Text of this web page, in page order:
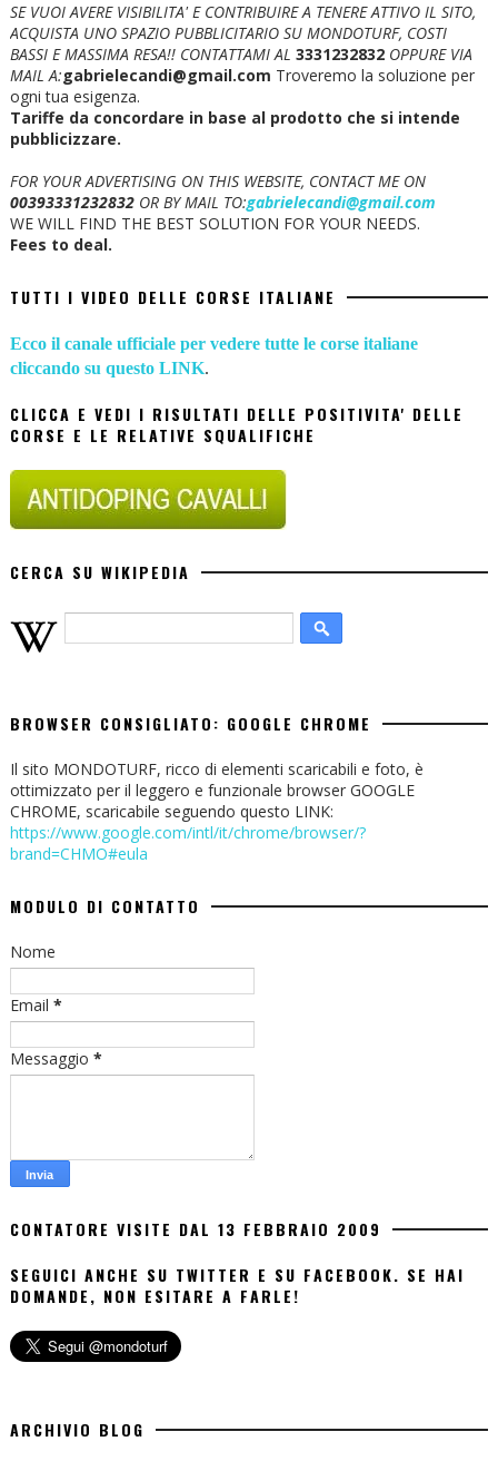
SE VUOI AVERE VISIBILITA' E CONTRIBUIRE A TENERE ATTIVO IL SITO,
ACQUISTA UNO SPAZIO PUBBLICITARIO SU MONDOTURF, COSTI
BASSI E MASSIMA RESA!! CONTATTAMI AL 3331232832 OPPURE VIA
MAIL A:gabrielecandi@gmail.com Troveremo la soluzione per
ogni tua esigenza.
Tariffe da concordare in base al prodotto che si intende
pubblicizzare.
FOR YOUR ADVERTISING ON THIS WEBSITE, CONTACT ME ON
00393331232832OR BY MAIL TO:gabrielecandi@gmail.com
WE WILL FIND THE BEST SOLUTION FOR YOUR NEEDS.
Fees to deal.
TUTTI I VIDEO DELLE CORSE ITALIANE
Ecco il canale ufficiale per vedere tutte le corse italiane
cliccando su questo LINK.
CLICCA E VEDI I RISULTATI DELLE POSITIVITA' DELLE
CORSE E LE RELATIVE SQUALIFICHE
CERCA SU WIKIPEDIA
BROWSER CONSIGLIATO: GOOGLE CHROME
Il sito MONDOTURF, ricco di elementi scaricabili e foto, è
ottimizzato per il leggero e funzionale browser GOOGLE
CHROME, scaricabile seguendo questo LINK:
https://www.google.com/intl/it/chrome/browser/?
brand=CHMO#eula
MODULO DI CONTATTO
Nome
Email *
Messaggio *
CONTATORE VISITE DAL 13 FEBBRAIO 2009
SEGUICI ANCHE SU TWITTER E SU FACEBOOK. SE HAI
DOMANDE, NON ESITARE A FARLE!
ARCHIVIO BLOG